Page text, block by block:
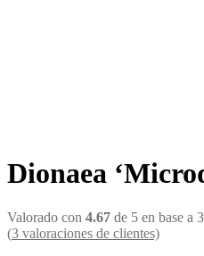
Dionaea
Valorado con 4.67 de 5 en base a 3
(3 valoraciones de clientes)